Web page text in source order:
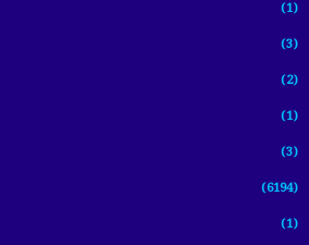
(1)
(3)
(2)
(1)
(3)
(6194)
(1)